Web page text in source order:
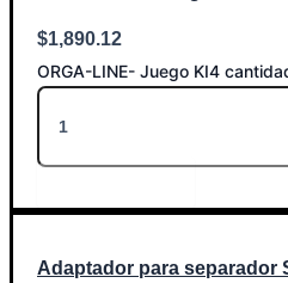
$1,890.12
ORGA-LINE- Juego KI4
Adaptador para separador